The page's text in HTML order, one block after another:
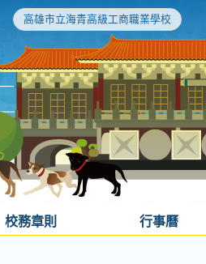
高雄市立海青高級工商職業學校
校務章則 行事曆